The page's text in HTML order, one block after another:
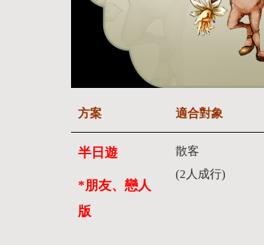
方案 適合對象
半日遊
*朋友、戀人
版
散客
(2人成行)